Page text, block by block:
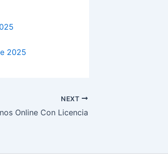
2025
NEXT
Online Con Licencia